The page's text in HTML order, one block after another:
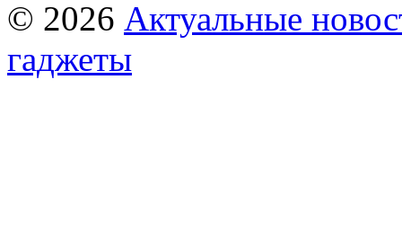
© 2026 Актуальные
гаджеты